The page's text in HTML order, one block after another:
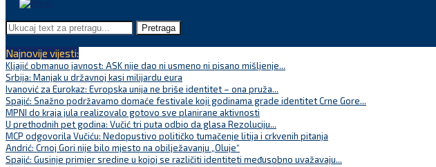
Pretraga
Najnovije vijesti:
Kljajić obmanuo javnost: ASK nije dao ni usmeno ni pisano mišljenje...
Srbija: Manjak u državnoj kasi milijardu eura
Ivanović za Eurokaz: Evropska unija ne briše identitet – ona pruža...
Spajić: Snažno podržavamo domaće festivale koji godinama grade identitet Crne Gore...
MPNI do kraja jula realizovalo gotovo sve planirane aktivnosti
U prethodnih pet godina: Vučić tri puta odbio da glasa Rezoluciju...
MCP odgovorila Vučiću: Nedopustivo političko tumačenje litija i crkvenih pitanja
Andrić: Crnoj Gori nije bilo mjesto na obilježavanju „Oluje“
Spajić: Gusinje primjer sredine u kojoj se različiti identiteti međusobno uvažavaju...